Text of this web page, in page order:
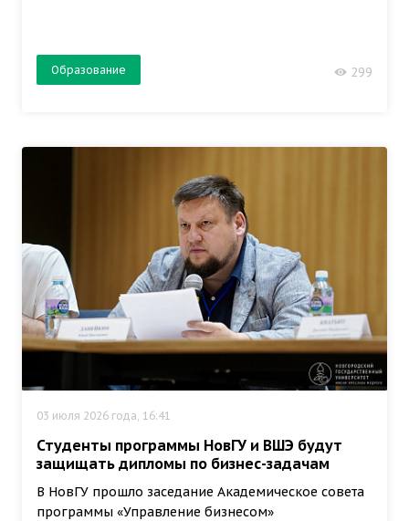
Образование 299
03 июля 2026 года, 16:41
Студенты программы НовГУ и ВШЭ будут
защищать дипломы по бизнес-задачам
В НовГУ прошло заседание Академическое совета
программы «Управление бизнесом»